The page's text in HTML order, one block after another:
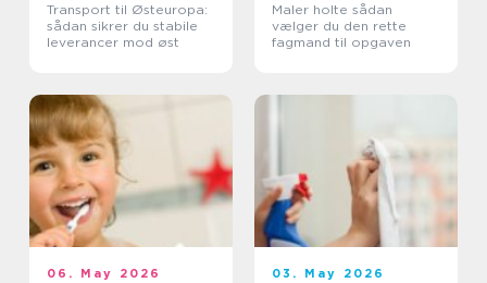
Transport til Østeuropa:
sådan sikrer du stabile
leverancer mod øst
Maler holte sådan
vælger du den rette
fagmand til opgaven
06. May 2026 03. May 2026